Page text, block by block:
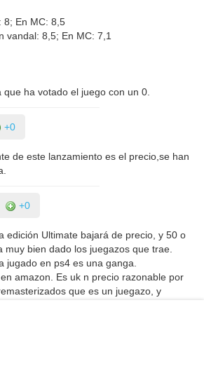
8; En MC: 8,5
vandal: 8,5; En MC: 7,1
ha votado el juego con un 0.
+0
de este lanzamiento es el precio,se han
+0
edición Ultimate bajará de precio, y 50 o
muy bien dado los juegazos que trae.
jugado en ps4 es una ganga.
amazon. Es uk n precio razonable por
que es un juegazo, y